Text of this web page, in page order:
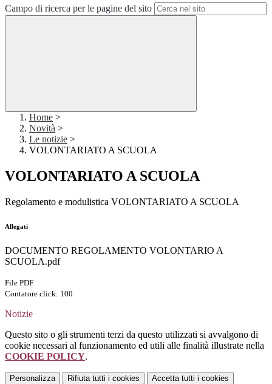
Campo di ricerca per le pagine del sito
Home >
Novità >
Le notizie >
VOLONTARIATO A SCUOLA
VOLONTARIATO A SCUOLA
Regolamento e modulistica VOLONTARIATO A SCUOLA
Allegati
DOCUMENTO REGOLAMENTO VOLONTARIO A
SCUOLA.pdf
File PDF
Contatore click: 100
Notizie
Questo sito o gli strumenti terzi da questo utilizzati si avvalgono di
cookie necessari al funzionamento ed utili alle finalità illustrate nella
COOKIE POLICY.
Personalizza Rifiuta tutti i cookies Accetta tutti i cookies